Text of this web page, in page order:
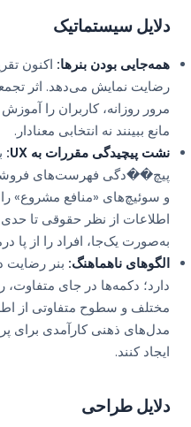
دلایل سیستماتیک
همه‌جایی بودن بنرها: اکنون
رضایت نمایش می‌دهد. اثر
مرور روزانه، کاربران را
مانع ببینند نه انتخابی معنادار.
نشت پیچیدگی مقررات به UX:
و سوئیچ‌های «منافع مشروع»
اطلاعات از نظر حقوقی تا حدی
به‌صورت یک‌جا، افراد را از پا
الگوهای ناهماهنگ: بنر
دارد؛ دکمه‌ها در جای
مختلف و سطوح متفاوتی از
مدل‌های ذهنی کارآمدی برای
ایجاد کنند.
دلایل طراحی